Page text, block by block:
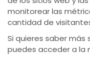
monitorear las
cantidad de
Si quieres saber más
puedes acceder a la